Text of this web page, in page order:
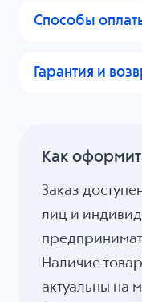
Способы
Гарантия и
Как
Заказ
лиц и
Наличие
актуальны на